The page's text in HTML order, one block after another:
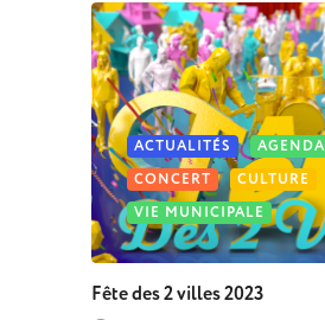
ACTUALITÉS
AGENDA
CONCERT
CULTURE
VIE MUNICIPALE
Fête des 2 villes 2023